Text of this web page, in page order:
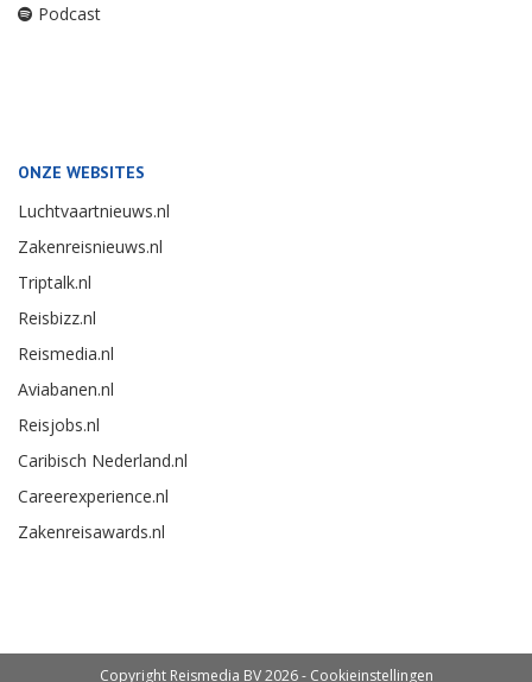
Podcast
ONZE WEBSITES
Luchtvaartnieuws.nl
Zakenreisnieuws.nl
Triptalk.nl
Reisbizz.nl
Reismedia.nl
Aviabanen.nl
Reisjobs.nl
Caribisch Nederland.nl
Careerexperience.nl
Zakenreisawards.nl
Copyright Reismedia BV 2026 - Cookieinstellingen